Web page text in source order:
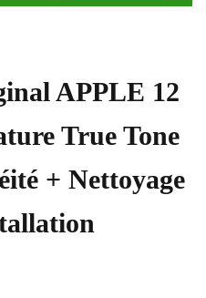
APPLE 12
True Tone
+ Nettoyage